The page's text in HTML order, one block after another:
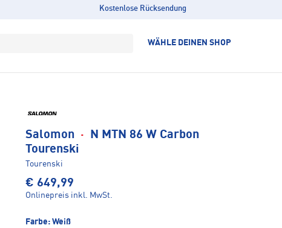
Kostenlose Rücksendung
WÄHLE DEINEN SHOP
Salomon ·
N MTN 86 W Carbon
Tourenski
Tourenski
€ 649,99
Onlinepreis inkl. MwSt.
Farbe: Weiß